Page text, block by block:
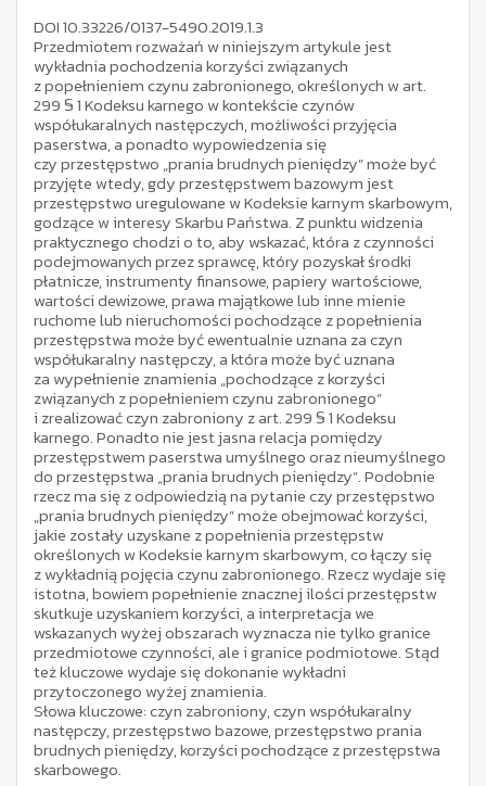
DOI 10.33226/0137-5490.2019.1.3
Przedmiotem rozważań w niniejszym artykule jest
wykładnia pochodzenia korzyści związanych
z popełnieniem czynu zabronionego, określonych w art.
299 § 1 Kodeksu karnego w kontekście czynów
współukaralnych następczych, możliwości przyjęcia
paserstwa, a ponadto wypowiedzenia się
czy przestępstwo „prania brudnych pieniędzy” może być
przyjęte wtedy, gdy przestępstwem bazowym jest
przestępstwo uregulowane w Kodeksie karnym skarbowym,
godzące w interesy Skarbu Państwa. Z punktu widzenia
praktycznego chodzi o to, aby wskazać, która z czynności
podejmowanych przez sprawcę, który pozyskał środki
płatnicze, instrumenty finansowe, papiery wartościowe,
wartości dewizowe, prawa majątkowe lub inne mienie
ruchome lub nieruchomości pochodzące z popełnienia
przestępstwa może być ewentualnie uznana za czyn
współukaralny następczy, a która może być uznana
za wypełnienie znamienia „pochodzące z korzyści
związanych z popełnieniem czynu zabronionego”
i zrealizować czyn zabroniony z art. 299 § 1 Kodeksu
karnego. Ponadto nie jest jasna relacja pomiędzy
przestępstwem paserstwa umyślnego oraz nieumyślnego
do przestępstwa „prania brudnych pieniędzy”. Podobnie
rzecz ma się z odpowiedzią na pytanie czy przestępstwo
„prania brudnych pieniędzy” może obejmować korzyści,
jakie zostały uzyskane z popełnienia przestępstw
określonych w Kodeksie karnym skarbowym, co łączy się
z wykładnią pojęcia czynu zabronionego. Rzecz wydaje się
istotna, bowiem popełnienie znacznej ilości przestępstw
skutkuje uzyskaniem korzyści, a interpretacja we
wskazanych wyżej obszarach wyznacza nie tylko granice
przedmiotowe czynności, ale i granice podmiotowe. Stąd
też kluczowe wydaje się dokonanie wykładni
przytoczonego wyżej znamienia.
Słowa kluczowe: czyn zabroniony, czyn współukaralny
następczy, przestępstwo bazowe, przestępstwo prania
brudnych pieniędzy, korzyści pochodzące z przestępstwa
skarbowego.